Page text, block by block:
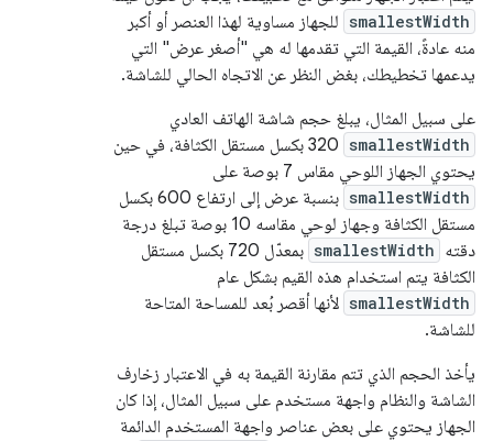
smallestWidth للجهاز مساوية لهذا العنصر أو أكبر
منه عادةً، القيمة التي تقدمها له هي "أصغر عرض" التي
يدعمها تخطيطك، بغض النظر عن الاتجاه الحالي للشاشة.
على سبيل المثال، يبلغ حجم شاشة الهاتف العادي
smallestWidth
320 بكسل مستقل الكثافة، في حين
يحتوي الجهاز اللوحي مقاس 7 بوصة على
smallestWidth
بنسبة عرض إلى ارتفاع 600 بكسل
مستقل الكثافة وجهاز لوحي مقاسه 10 بوصة تبلغ درجة
دقته smallestWidth
بمعدّل 720 بكسل مستقل
الكثافة يتم استخدام هذه القيم بشكل عام
smallestWidth لأنها أقصر بُعد للمساحة المتاحة
للشاشة.
يأخذ الحجم الذي تتم مقارنة القيمة به في الاعتبار زخارف
الشاشة والنظام واجهة مستخدم على سبيل المثال، إذا كان
الجهاز يحتوي على بعض عناصر واجهة المستخدم الدائمة